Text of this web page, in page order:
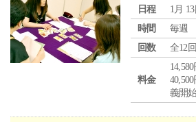
日程
1月
時間
毎週
回数
全12回
料金
義開